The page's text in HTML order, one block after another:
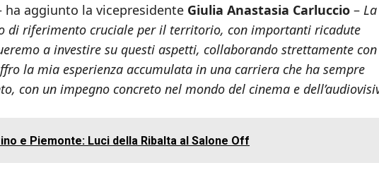
ha aggiunto la vicepresidente Giulia Anastasia Carluccio – La
di riferimento cruciale per il territorio, con importanti ricadute
a investire su questi aspetti, collaborando strettamente
la mia esperienza accumulata in una carriera che ha sempre
con un impegno concreto nel mondo del cinema e
e Piemonte: Luci della Ribalta al Salone Off